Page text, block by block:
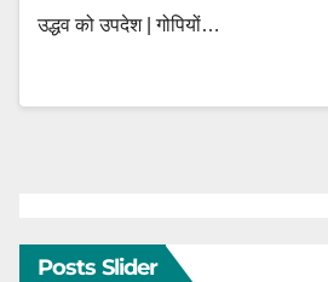
उद्धव को उपदेश | गोपियों…
Posts Slider